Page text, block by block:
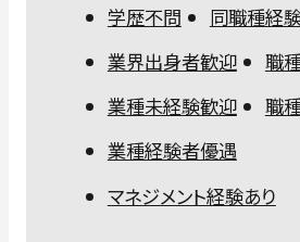
学歴不問
同職種経
業界出身者歓迎
職
業種未経験歓迎
職
業種経験者優遇
マネジメント経験あり